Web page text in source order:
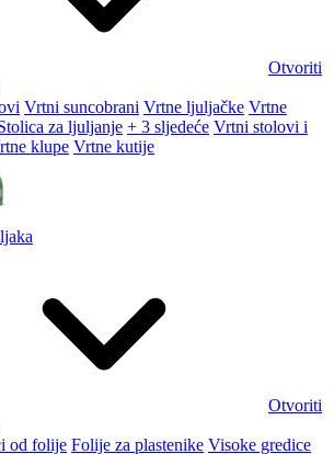
Otvoriti
Vrtni suncobrani Vrtne ljuljačke Vrtne
za ljuljanje + 3 sljedeće Vrtni stolovi i
klupe Vrtne kutije
Otvoriti
od folije Folije za plastenike Visoke gredice